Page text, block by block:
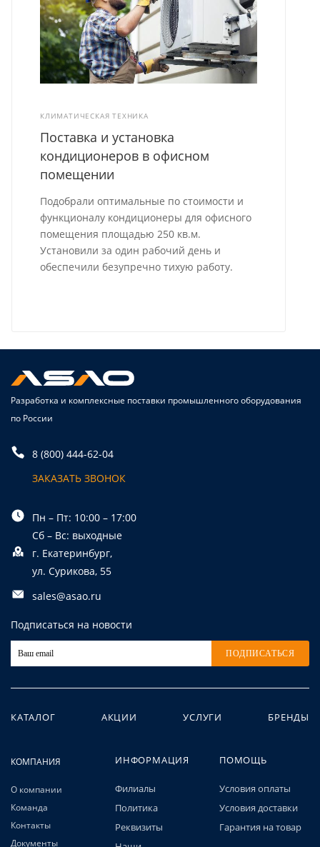
КЛИМАТИЧЕСКАЯ ТЕХНИКА
Поставка и установка
кондиционеров в офисном
помещении
Подобрали оптимальные по стоимости и
функционалу кондиционеры для офисного
помещения площадью 250 кв.м.
Установили за один рабочий день и
обеспечили безупречно тихую работу.
Разработка и комплексные поставки промышленного оборудования
по России
8 (800) 444-62-04
ЗАКАЗАТЬ ЗВОНОК
Пн – Пт: 10:00 – 17:00
Сб – Вс: выходные
г. Екатеринбург,
ул. Сурикова, 55
sales@asao.ru
Подписаться на новости
ПОДПИСАТЬСЯ
КАТАЛОГ АКЦИИ УСЛУГИ БРЕНДЫ
КОМПАНИЯ
О компании
Команда
Контакты
Документы
ИНФОРМАЦИЯ
Филиалы
Политика
Реквизиты
ПОМОЩЬ
Условия оплаты
Условия доставки
Гарантия на товар